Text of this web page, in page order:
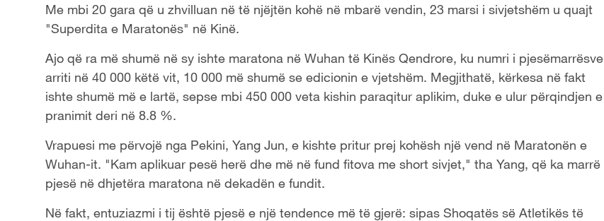
Me mbi 20 gara që u zhvilluan në të njëjtën kohë në mbarë vendin, 23 marsi i sivjetshëm u quajt
"Superdita e Maratonës" në Kinë.
Ajo që ra më shumë në sy ishte maratona në Wuhan të Kinës Qendrore, ku numri i pjesëmarrësve
arriti në 40 000 këtë vit, 10 000 më shumë se edicionin e vjetshëm. Megjithatë, kërkesa në fakt
ishte shumë më e lartë, sepse mbi 450 000 veta kishin paraqitur aplikim, duke e ulur përqindjen e
pranimit deri në 8.8 %.
Vrapuesi me përvojë nga Pekini, Yang Jun, e kishte pritur prej kohësh një vend në Maratonën e
Wuhan-it. "Kam aplikuar pesë herë dhe më në fund fitova me short sivjet," tha Yang, që ka marrë
pjesë në dhjetëra maratona në dekadën e fundit.
Në fakt, entuziazmi i tij është pjesë e një tendence më të gjerë: sipas Shoqatës së Atletikës të